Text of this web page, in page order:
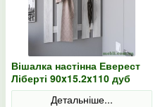
Вішалка настінна Еверест
Ліберті 90x15.2x110 дуб
крафт білий
Детальніше...